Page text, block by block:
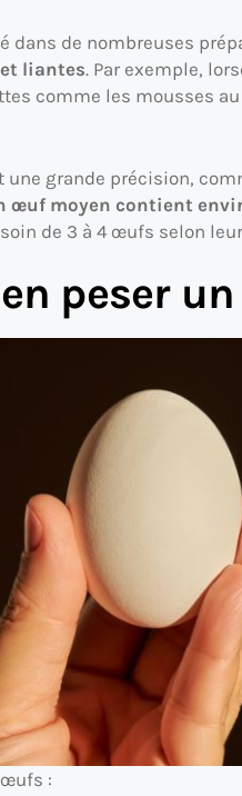
dans de nombreuses
liantes. Par exemple,
comme les mousses
une grande précision,
œuf moyen contient
de 3 à 4 œufs selon
peser
: